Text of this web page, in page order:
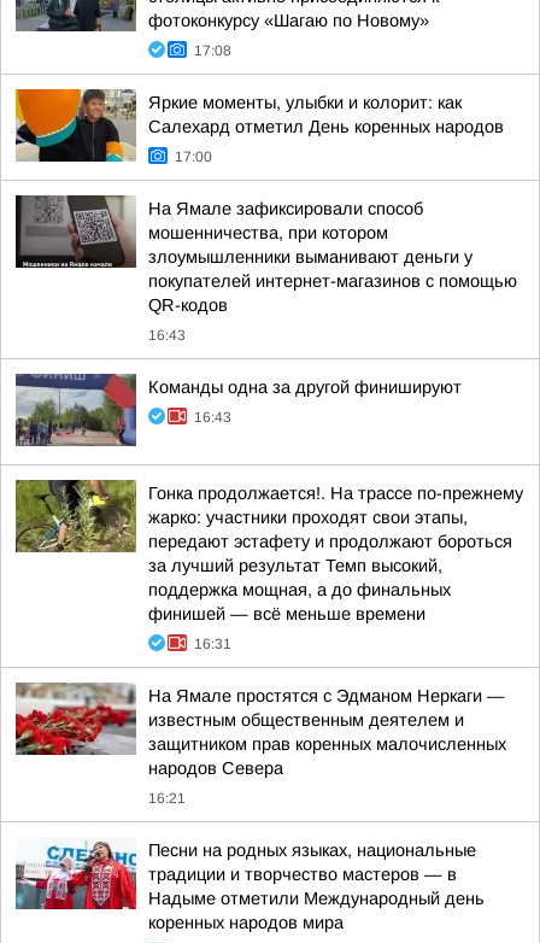
фотоконкурсу «Шагаю по Новому»
17:08
Яркие моменты, улыбки и колорит: как
Салехард отметил День коренных народов
17:00
На Ямале зафиксировали способ
мошенничества, при котором
злоумышленники выманивают деньги у
покупателей интернет-магазинов с помощью
QR-кодов
16:43
Команды одна за другой финишируют
16:43
Гонка продолжается!. На трассе по-прежнему
жарко: участники проходят свои этапы,
передают эстафету и продолжают бороться
за лучший результат Темп высокий,
поддержка мощная, а до финальных
финишей — всё меньше времени
16:31
На Ямале простятся с Эдманом Неркаги —
известным общественным деятелем и
защитником прав коренных малочисленных
народов Севера
16:21
Песни на родных языках, национальные
традиции и творчество мастеров — в
Надыме отметили Международный день
коренных народов мира